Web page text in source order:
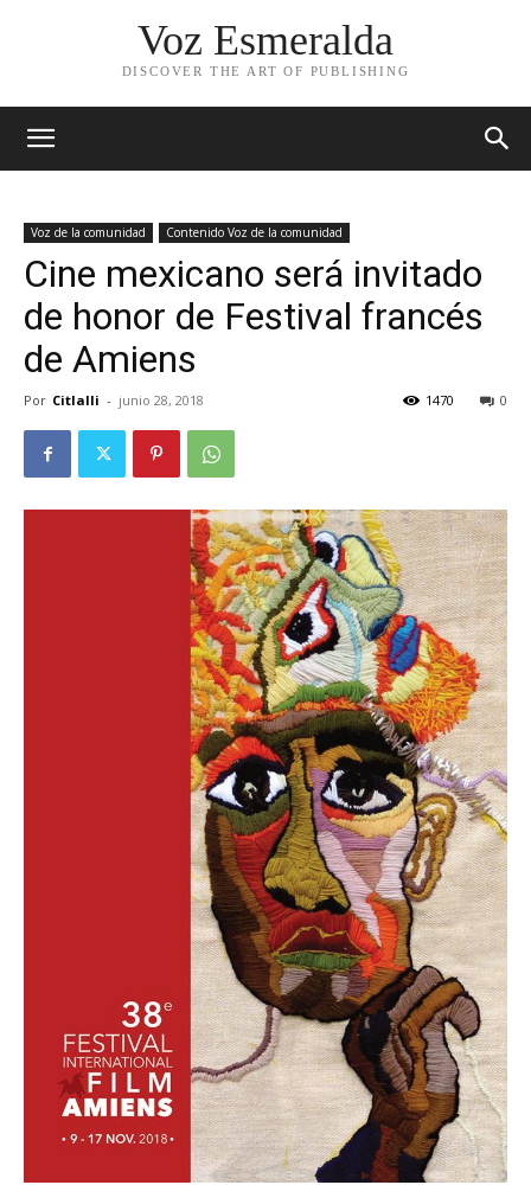
Voz Esmeralda
DISCOVER THE ART OF PUBLISHING
Voz de la comunidad Contenido Voz de la comunidad
Cine mexicano será invitado
de honor de Festival francés
de Amiens
Por Citlalli - junio 28, 2018 0
1470